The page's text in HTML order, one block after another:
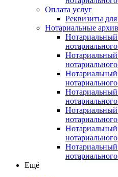
Оплата услуг
Реквизиты
Нотариальные
Нотариальный
Нотариальный
Нотариальный
Нотариальный
Ещё